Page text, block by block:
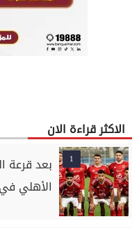
الاكثر قراءة الان
1
بعد قرعة
الأهلي في